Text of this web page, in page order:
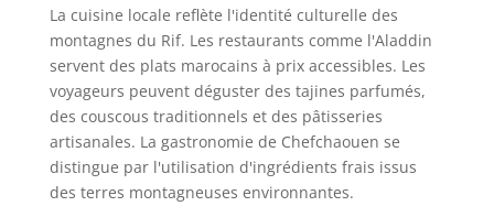
La cuisine locale reflète l'identité culturelle des
montagnes du Rif. Les restaurants comme l'Aladdin
servent des plats marocains à prix accessibles. Les
voyageurs peuvent déguster des tajines parfumés,
des couscous traditionnels et des pâtisseries
artisanales. La gastronomie de Chefchaouen se
distingue par l'utilisation d'ingrédients frais issus
des terres montagneuses environnantes.